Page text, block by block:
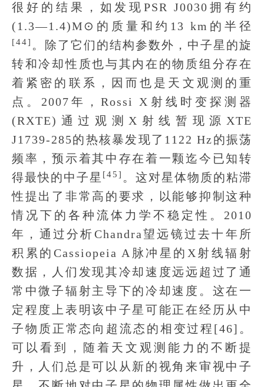
很好的结果，如发现PSR J0030拥有约
(1.3—1.4)M⊙的质量和约13 km的半径
[44] 。除了它们的结构参数外，中子星的旋
转和冷却性质也与其内在的物质组分存在
着紧密的联系，因而也是天文观测的重
点。2007年，Rossi X射线时变探测器
(RXTE)通过观测X射线暂现源XTE
J1739-285的热核暴发现了1122 Hz的振荡
频率，预示着其中存在着一颗迄今已知转
得最快的中子星 [45] 。这对星体物质的粘滞
性提出了非常高的要求，以能够抑制这种
情况下的各种流体力学不稳定性。2010
年，通过分析Chandra望远镜过去十年所
积累的Cassiopeia A脉冲星的X射线辐射
数据，人们发现其冷却速度远远超过了通
常中微子辐射主导下的冷却速度。这在一
定程度上表明该中子星可能正在经历从中
子物质正常态向超流态的相变过程[46]。
可以看到，随着天文观测能力的不断提
升，人们总是可以从新的视角来审视中子